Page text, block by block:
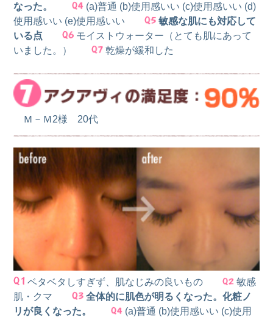
なった。
(a)普通 (b)使用感いい (c)使用感いい (d)
使用感いい (e)使用感いい
敏感な肌にも対応して
いる点
モイストウォーター（とても肌にあって
いました。）
乾燥が緩和した
Ｍ－Ｍ2様 20代
ベタベタしすぎず、肌なじみの良いもの
敏感
肌・クマ
全体的に肌色が明るくなった。化粧ノ
リが良くなった。
(a)普通 (b)使用感いい (c)使用